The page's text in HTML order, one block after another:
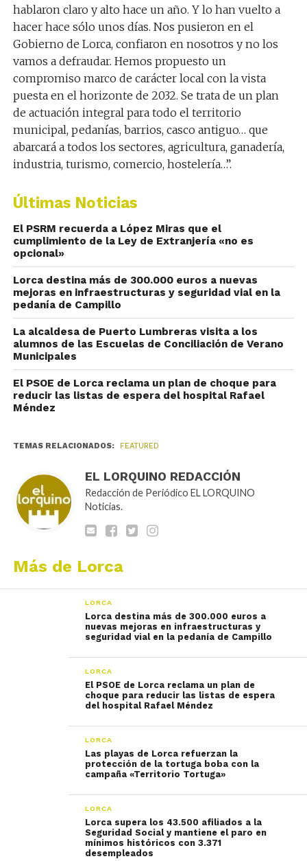
hablaron claro y alto hace un año. Y lo han vuelto a
hacer hace sólo unos días. Nos pusieron en el
Gobierno de Lorca, confiaron en nosotros y no los
vamos a defraudar. Hemos propuesto un
compromiso marco de carácter local con la vista
puesta en el horizonte de 2032. Se trata de un plan
de actuación integral para todo el territorio
municipal, pedanías, barrios, casco antiguo… que
abarcará a todos los sectores, agricultura, ganadería,
industria, turismo, comercio, hostelería…”.
Últimas Noticias
El PSRM recuerda a López Miras que el
cumplimiento de la Ley de Extranjería «no es
opcional»
Lorca destina más de 300.000 euros a nuevas
mejoras en infraestructuras y seguridad vial en la
pedanía de Campillo
La alcaldesa de Puerto Lumbreras visita a los
alumnos de las Escuelas de Conciliación de Verano
Municipales
El PSOE de Lorca reclama un plan de choque para
reducir las listas de espera del hospital Rafael
Méndez
TEMAS RELACIONADOS: FEATURED
EL LORQUINO REDACCIÓN
Redacción de Periódico EL LORQUINO
Noticias.
Más de Lorca
LORCA
Lorca destina más de 300.000 euros a
nuevas mejoras en infraestructuras y
seguridad vial en la pedanía de Campillo
LORCA
El PSOE de Lorca reclama un plan de
choque para reducir las listas de espera
del hospital Rafael Méndez
LORCA
Las playas de Lorca refuerzan la
protección de la tortuga boba con la
campaña «Territorio Tortuga»
LORCA
Lorca supera los 43.500 afiliados a la
Seguridad Social y mantiene el paro en
mínimos históricos con 3.371
desempleados